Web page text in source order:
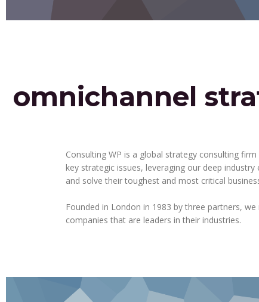
omnichannel
Consulting WP is a global strategy consulting
key strategic issues, leveraging our deep
and solve their toughest and most critical
Founded in London in 1983 by three partners,
companies that are leaders in their industries.